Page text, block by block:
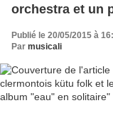
orchestra et un
Publié le 20/05/2015 à
Par musicali